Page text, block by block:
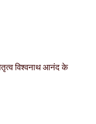
विश्वनाथ आनंद के